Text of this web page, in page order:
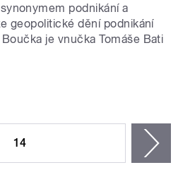
podnikání a
geopolitické dění podnikání
je vnučka Tomáše Bati
14